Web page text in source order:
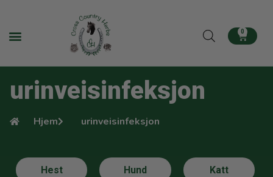
0
urinveisinfeksjon
Hjem urinveisinfeksjon
Hest Hund Katt